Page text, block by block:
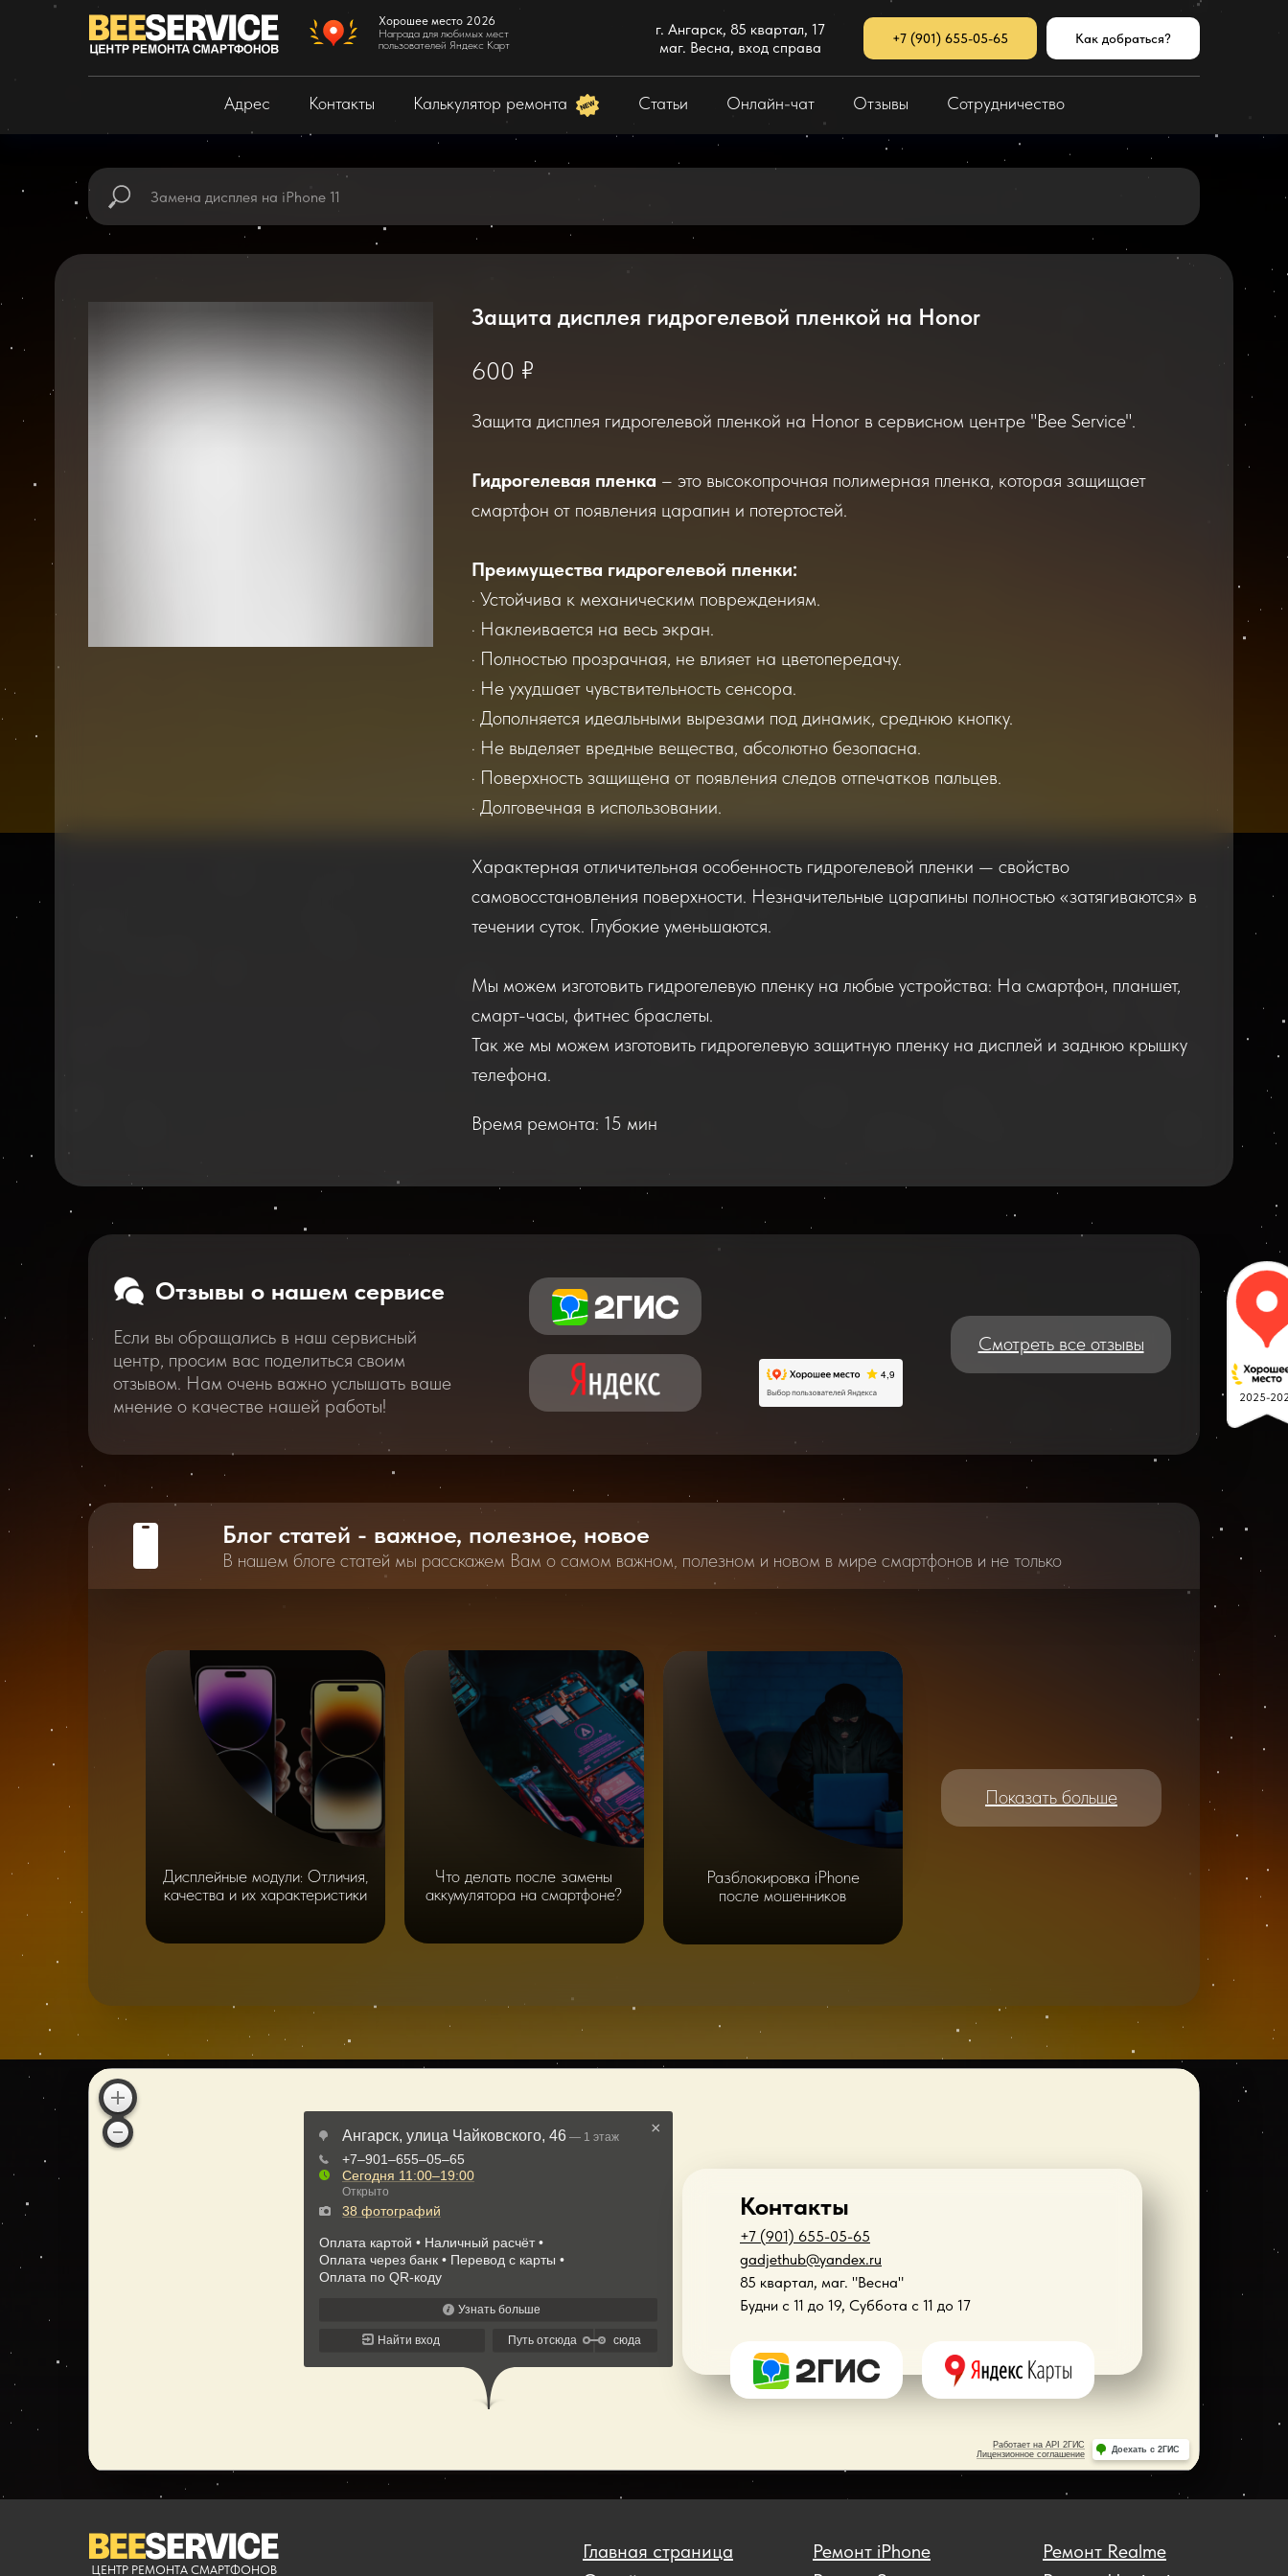
Хорошее место 2026
Награда для любимых мест
пользователей Яндекс Карт
г. Ангарск, 85 квартал, 17
маг. Весна, вход справа
+7 (901) 655-05-65 Как добраться?
Адрес Контакты Калькулятор ремонта Статьи Онлайн-чат Отзывы Сотрудничество
Защита дисплея гидрогелевой пленкой на Honor
600 ₽
Защита дисплея гидрогелевой пленкой на Honor в сервисном центре "Bee Service".
Гидрогелевая пленка – это высокопрочная полимерная пленка, которая защищает
смартфон от появления царапин и потертостей.
Преимущества гидрогелевой пленки:
· Устойчива к механическим повреждениям.
· Наклеивается на весь экран.
· Полностью прозрачная, не влияет на цветопередачу.
· Не ухудшает чувствительность сенсора.
· Дополняется идеальными вырезами под динамик, среднюю кнопку.
· Не выделяет вредные вещества, абсолютно безопасна.
· Поверхность защищена от появления следов отпечатков пальцев.
· Долговечная в использовании.
Характерная отличительная особенность гидрогелевой пленки — свойство
самовосстановления поверхности. Незначительные царапины полностью «затягиваются» в
течении суток. Глубокие уменьшаются.
Мы можем изготовить гидрогелевую пленку на любые устройства: На смартфон, планшет,
смарт-часы, фитнес браслеты.
Так же мы можем изготовить гидрогелевую защитную пленку на дисплей и заднюю крышку
телефона.
Время ремонта: 15 мин
Если вы обращались в наш сервисный
центр, просим вас поделиться своим
отзывом. Нам очень важно услышать ваше
мнение о качестве нашей работы!
Отзывы о нашем сервисе
Смотреть все отзывы
2025-
2026
Блог статей - важное, полезное, новое
В нашем блоге статей мы расскажем Вам о самом важном, полезном и новом в мире смартфонов и не только
Разблокировка iPhone
после мошенников
Что делать после замены
аккумулятора на смартфоне?
Дисплейные модули: Отличия,
качества и их характеристики
Показать больше
+7 (901) 655-05-65
gadjethub@yandex.ru
85 квартал, маг. "Весна"
Будни с 11 до 19, Суббота с 11 до 17
Контакты
Главная страница
Ремонт iPhone
Ремонт Realme
ЦЕНТР РЕМОНТА СМАРТФОНОВ